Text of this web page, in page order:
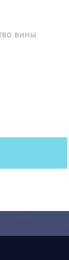
вины